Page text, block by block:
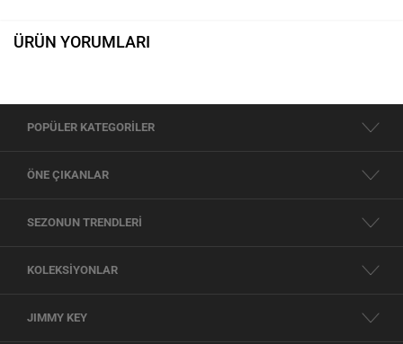
ÜRÜN YORUMLARI
POPÜLER KATEGORİLER
ÖNE ÇIKANLAR
SEZONUN TRENDLERİ
KOLEKSİYONLAR
JIMMY KEY